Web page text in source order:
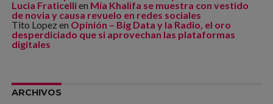
Lucia Fraticellien Mía Khalifa se muestra con vestido
de novia y causa revuelo en redes sociales
Tito Lopez en Opinión – Big Data y la Radio, el oro
desperdiciado que si aprovechan las plataformas
digitales
ARCHIVOS